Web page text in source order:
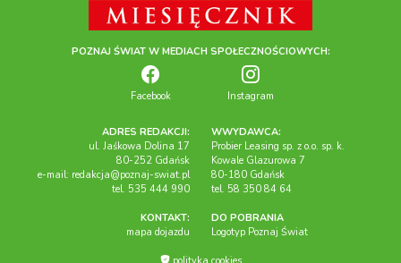
POZNAJ ŚWIAT W MEDIACH SPOŁECZNOŚCIOWYCH:
Facebook Instagram
ADRES REDAKCJI:
ul. Jaśkowa Dolina 17
80-252 Gdańsk
e-mail: redakcja@poznaj-swiat.pl
tel. 535 444 990
KONTAKT:
mapa dojazdu
WWYDAWCA:
Probier Leasing sp. z o.o. sp. k.
Kowale Glazurowa 7
80-180 Gdańsk
tel. 58 350 84 64
DO POBRANIA
Logotyp Poznaj Świat